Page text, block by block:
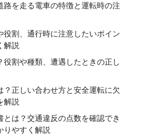
路を走る電車の特徴と運転時の注
役割、通行時に注意したいポイン
解説
役割や種類、遭遇したときの正し
？正しい合わせ方と安全運転に欠
解説
とは？交通違反の点数を確認でき
りやすく解説